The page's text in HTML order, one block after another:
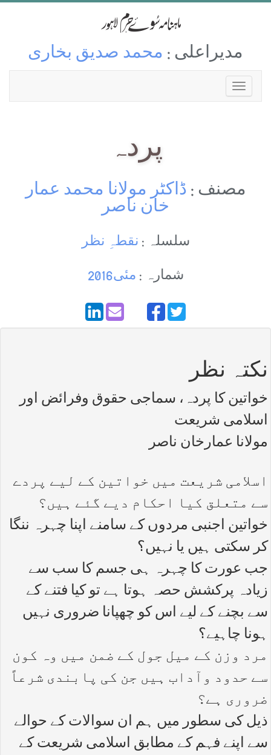
مدیراعلی : محمد صدیق بخاری
پردہ
مصنف : ڈاکٹر مولانا محمد عمار
خان ناصر
سلسلہ : نقطہِ نظر
شمارہ : مئی2016
نکتہ نظر
خواتین کا پردہ، سماجی حقوق وفرائض اور
اسلامی شریعت
مولانا عمارخان ناصر
اسلامی شریعت میں خواتین کے لیے پردے
سے متعلق کیا احکام دیے گئے ہیں؟
خواتین اجنبی مردوں کے سامنے اپنا چہرہ ننگا
کر سکتی ہیں یا نہیں؟
جب عورت کا چہرہ ہی جسم کا سب سے
زیادہ پرکشش حصہ ہوتا ہے تو کیا فتنے کے
سے بچنے کے لیے اس کو چھپانا ضروری نہیں
ہونا چاہیے؟
مرد وزن کے میل جول کے ضمن میں وہ کون
سے حدود وآداب ہیں جن کی پابندی شرعاً
ضروری ہے؟
ذیل کی سطور میں ہم ان سوالات کے حوالے
سے اپنے فہم کے مطابق اسلامی شریعت کے